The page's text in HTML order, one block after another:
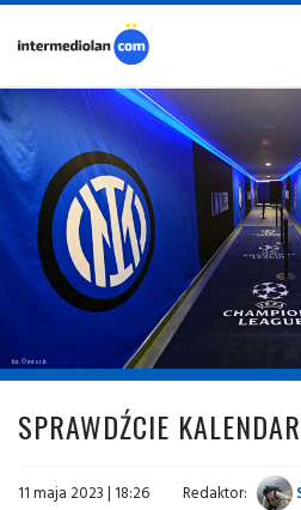
fot. © inter.it
SPRAWDŹCIE
11 maja 2023 | 18:26 Redaktor: